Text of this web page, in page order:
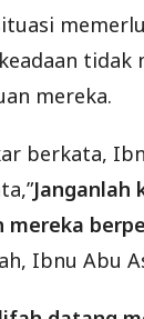
tidak
mereka.
berkata,
Janganlah
Ibnu Abu